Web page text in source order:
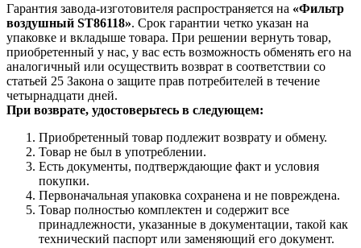
Гарантия завода-изготовителя распространяется на «Фильтр
воздушный ST86118». Срок гарантии четко указан на
упаковке и вкладыше товара. При решении вернуть товар,
приобретенный у нас, у вас есть возможность обменять его на
аналогичный или осуществить возврат в соответствии со
статьей 25 Закона о защите прав потребителей в течение
четырнадцати дней.
При возврате, удостоверьтесь в следующем:
Приобретенный товар подлежит возврату и обмену.
Товар не был в употреблении.
Есть документы, подтверждающие факт и условия
покупки.
Первоначальная упаковка сохранена и не повреждена.
Товар полностью комплектен и содержит все
принадлежности, указанные в документации, такой как
технический паспорт или заменяющий его документ.